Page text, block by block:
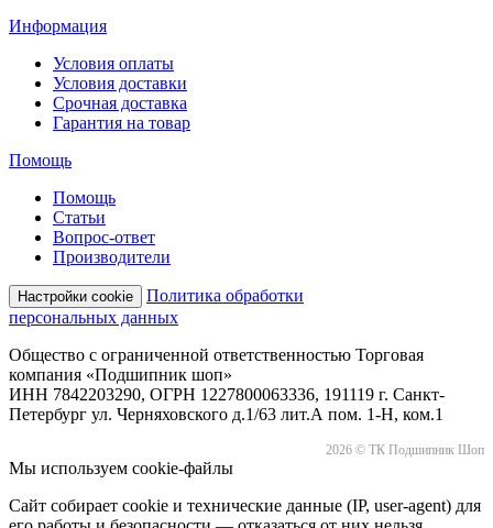
Информация
Условия оплаты
Условия доставки
Срочная доставка
Гарантия на товар
Помощь
Помощь
Статьи
Вопрос-ответ
Производители
Настройки cookie
Политика обработки
персональных данных
Общество с ограниченной ответственностью Торговая
компания «Подшипник шоп»
ИНН 7842203290, ОГРН 1227800063336, 191119 г. Санкт-
Петербург ул. Черняховского д.1/63 лит.А пом. 1-Н, ком.1
2026 © ТК Подшипник Шоп
Мы используем cookie-файлы
Сайт собирает cookie и технические данные (IP, user-agent) для